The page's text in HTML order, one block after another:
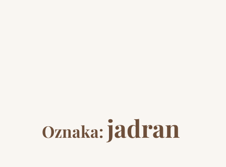
Oznaka: jadran